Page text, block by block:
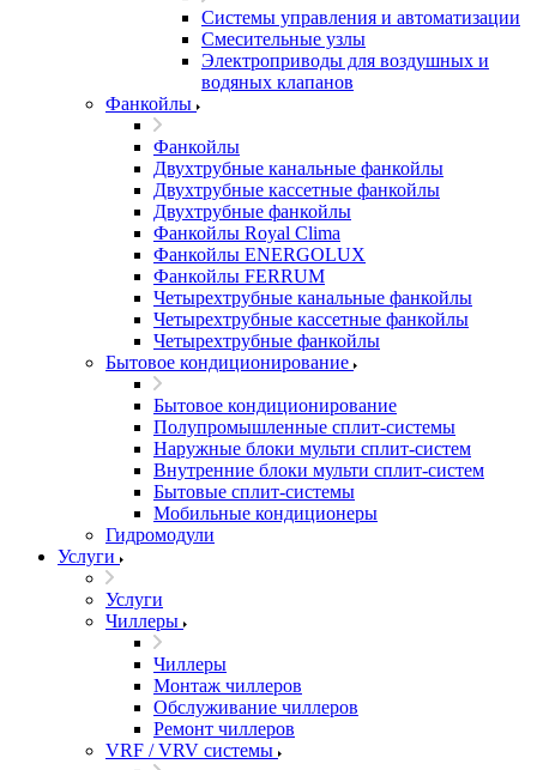
Системы управления и автоматизации
Смесительные узлы
Электроприводы для воздушных и
водяных клапанов
Фанкойлы
Фанкойлы
Двухтрубные канальные фанкойлы
Двухтрубные кассетные фанкойлы
Двухтрубные фанкойлы
Фанкойлы Royal Clima
Фанкойлы ENERGOLUX
Фанкойлы FERRUM
Четырехтрубные канальные фанкойлы
Четырехтрубные кассетные фанкойлы
Четырехтрубные фанкойлы
Бытовое кондиционирование
Бытовое кондиционирование
Полупромышленные сплит-системы
Наружные блоки мульти сплит-систем
Внутренние блоки мульти сплит-систем
Бытовые сплит-системы
Мобильные кондиционеры
Гидромодули
Услуги
Услуги
Чиллеры
Чиллеры
Монтаж чиллеров
Обслуживание чиллеров
Ремонт чиллеров
VRF / VRV системы